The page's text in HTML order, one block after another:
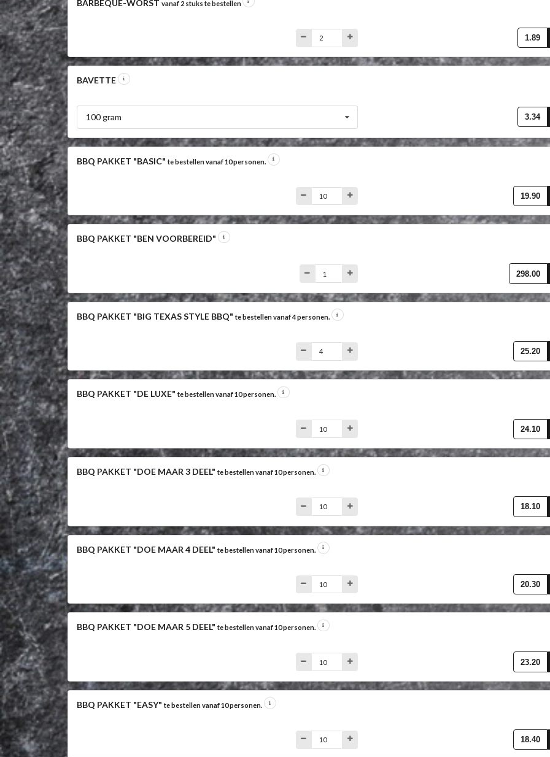
BARBEQUE-WORST vanaf 2 stuks te bestellen
1.89
BAVETTE
100 gram 3.34
BBQ PAKKET "BASIC"te bestellen vanaf 10 personen.
19.90
BBQ PAKKET "BEN VOORBEREID"
298.00
BBQ PAKKET "BIG TEXAS STYLE BBQ"te bestellen vanaf 4 personen.
25.20
BBQ PAKKET "DE LUXE"te bestellen vanaf 10 personen.
24.10
BBQ PAKKET "DOE MAAR 3 DEEL"te bestellen vanaf 10 personen.
18.10
BBQ PAKKET "DOE MAAR 4 DEEL"te bestellen vanaf 10 personen.
20.30
BBQ PAKKET "DOE MAAR 5 DEEL"te bestellen vanaf 10 personen.
23.20
BBQ PAKKET "EASY"te bestellen vanaf 10 personen.
18.40